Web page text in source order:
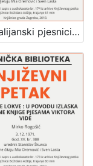
Novi talijanski pjesnici : u povodu knjige : Književni petak, dvorana u Novinarskom domu, 10. 12. 1971., br. 389 / Mladen Machiedo ; tekstove čitaju Mia Oremović, Sven Lasta ; urednik Stanislav Škunca